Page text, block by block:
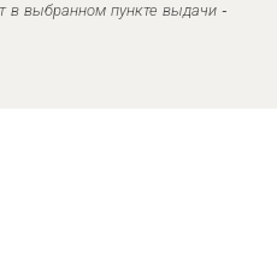
в выбранном пункте выдачи -